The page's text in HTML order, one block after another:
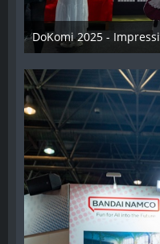
DoKomi 2025 -
16. Juli 2025